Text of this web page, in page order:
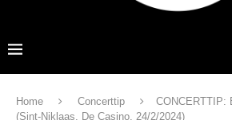
Home Concerttip
CONCERTTIP:
(Sint-Niklaas, De Casino, 24/2/2024)